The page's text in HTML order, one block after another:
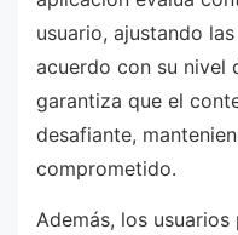
usuario, ajustando
acuerdo con su nivel
garantiza que el
desafiante,
comprometido.
Además, los